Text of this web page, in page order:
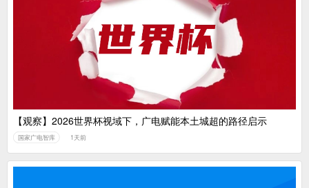
【观察】2026世界杯视域下，广电赋能本土城超的路径启示
国家广电智库 1天前